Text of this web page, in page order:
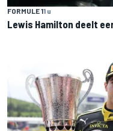
FORMULE 11 u
Lewis Hamilton deelt